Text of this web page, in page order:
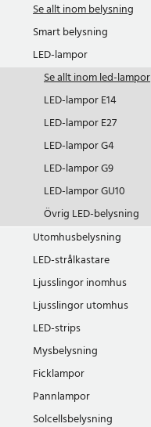
Se allt inombelysning
Smart belysning
LED-lampor
Se allt inomled-lampor
LED-lampor E14
LED-lampor E27
LED-lampor G4
LED-lampor G9
LED-lampor GU10
Övrig LED-belysning
Utomhusbelysning
LED-strålkastare
Ljusslingor inomhus
Ljusslingor utomhus
LED-strips
Mysbelysning
Ficklampor
Pannlampor
Solcellsbelysning